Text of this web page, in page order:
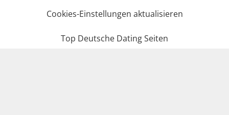
Cookies-Einstellungen aktualisieren
Top Deutsche Dating Seiten